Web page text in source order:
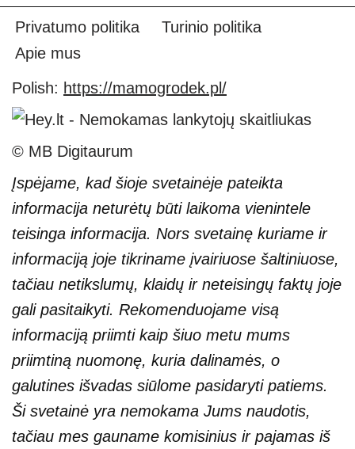
Privatumo politika
Turinio politika
Apie mus
Polish: https://mamogrodek.pl/
© MB Digitaurum
Įspėjame, kad šioje svetainėje pateikta
informacija neturėtų būti laikoma vienintele
teisinga informacija. Nors svetainę kuriame ir
informaciją joje tikriname įvairiuose šaltiniuose,
tačiau netikslumų, klaidų ir neteisingų faktų joje
gali pasitaikyti. Rekomenduojame visą
informaciją priimti kaip šiuo metu mums
priimtiną nuomonę, kuria dalinamės, o
galutines išvadas siūlome pasidaryti patiems.
Ši svetainė yra nemokama Jums naudotis,
tačiau mes gauname komisinius ir pajamas iš